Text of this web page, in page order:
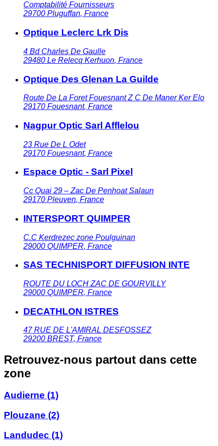
Comptabilité Fournisseurs
29700 Pluguffan, France
Optique Leclerc Lrk Dis
4 Bd Charles De Gaulle
29480 Le Relecq Kerhuon, France
Optique Des Glenan La Guilde
Route De La Foret Fouesnant Z C De Maner Ker Elo
29170 Fouesnant, France
Nagpur Optic Sarl Afflelou
23 Rue De L Odet
29170 Fouesnant, France
Espace Optic - Sarl Pixel
Cc Quai 29 – Zac De Penhoat Salaun
29170 Pleuven, France
INTERSPORT QUIMPER
C.C Kerdrezec zone Poulguinan
29000 QUIMPER, France
SAS TECHNISPORT DIFFUSION INTE
ROUTE DU LOCH ZAC DE GOURVILLY
29000 QUIMPER, France
DECATHLON ISTRES
47 RUE DE L'AMIRAL DESFOSSEZ
29200 BREST, France
Retrouvez-nous partout dans cette
zone
Audierne (1)
Plouzane (2)
Landudec (1)